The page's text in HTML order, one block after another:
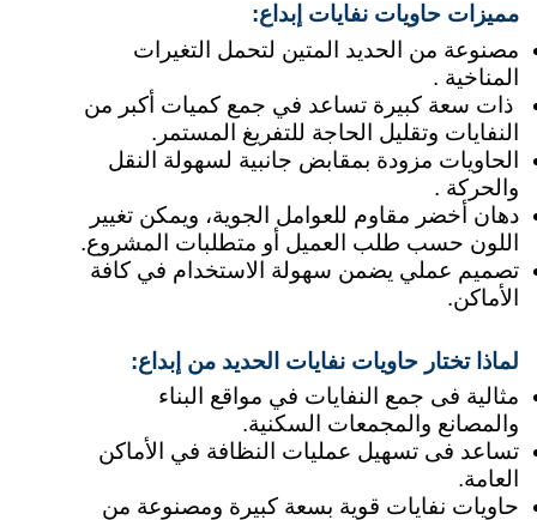
مميزات حاويات نفايات إبداع:
المناخية .
النفايات وتقليل الحاجة للتفريغ المستمر.
والحركة .
اللون حسب طلب العميل أو متطلبات المشروع.
الأماكن.
لماذا تختار حاويات نفايات الحديد من إبداع:
والمصانع والمجمعات السكنية.
العامة.